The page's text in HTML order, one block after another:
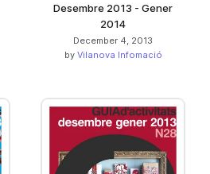
Desembre 2013 - Gener
2014
December 4, 2013
by Vilanova Infomació